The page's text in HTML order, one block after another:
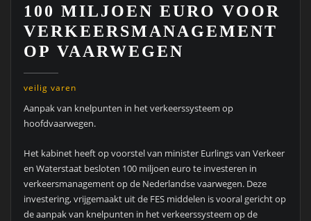
100 MILJOEN EURO VOOR
VERKEERSMANAGEMENT
OP VAARWEGEN
veilig varen
Aanpak van knelpunten in het verkeerssysteem op
hoofdvaarwegen.
Het kabinet heeft op voorstel van minister Eurlings van Verkeer
en Waterstaat besloten 100 miljoen euro te investeren in
verkeersmanagement op de Nederlandse vaarwegen. Deze
investering, vrijgemaakt uit de FES middelen is vooral gericht op
de aanpak van knelpunten in het verkeerssysteem op de